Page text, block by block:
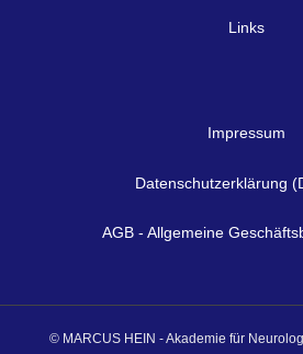
Links
Impressum
Datenschutzerklärung
AGB - Allgemeine
© MARCUS HEIN - Akademie für